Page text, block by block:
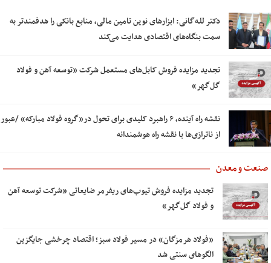
دکتر للـه‌گانی: ابزارهای نوین تامین مالی، منابع بانکی را هدفمندتر به
سمت بنگاه‌های اقتصادی هدایت می‌کند
تجدید مزایده فروش کابل‌های مستعمل شرکت «توسعه آهن و فولاد
گل‌گهر»
نقشه راه آینده، ۶ راهبرد کلیدی برای تحول در«گروه فولاد مبارکه» /عبور
از ناترازی‌ها با نقشه راه هوشمندانه
صنعت و معدن
تجدید مزایده فروش تیوب‌های ریفرمر ضایعاتی «شرکت توسعه آهن
و فولاد گل‌گهر»
«فولاد هرمزگان» در مسیر فولاد سبز؛ اقتصاد چرخشی جایگزین
الگوهای سنتی شد